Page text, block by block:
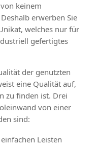
keinem
erwerben Sie
welches nur für
gefertigtes
der genutzten
eine Qualität auf,
zu finden ist. Drei
von einer
sind:
Leisten